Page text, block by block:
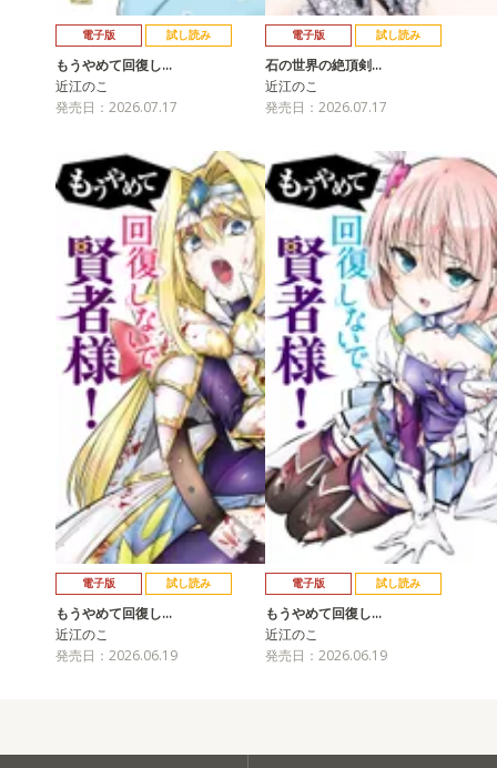
電子版 試し読み
もうやめて回復し…
近江のこ
発売日：2026.07.17
電子版 試し読み
石の世界の絶頂剣…
近江のこ
発売日：2026.07.17
電子版 試し読み
もうやめて回復し…
近江のこ
発売日：2026.06.19
電子版 試し読み
もうやめて回復し…
近江のこ
発売日：2026.06.19